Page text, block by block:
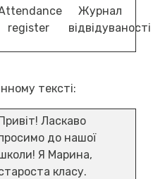
register
Журнал
відвідуваності
тексті:
Ласкаво
до нашої
Я Марина,
класу.